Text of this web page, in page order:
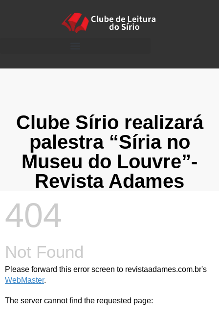
Clube Sírio realizará
palestra “Síria no
Museu do Louvre”-
Revista Adames